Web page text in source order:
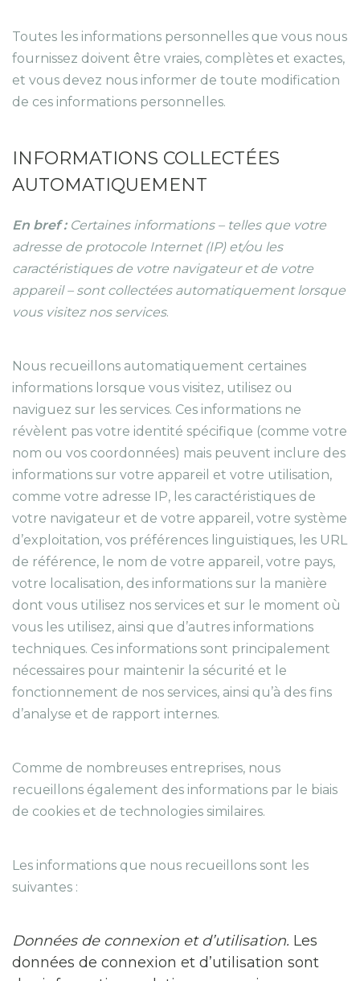
Toutes les informations personnelles que vous nous
fournissez doivent être vraies, complètes et exactes,
et vous devez nous informer de toute modification
de ces informations personnelles.
INFORMATIONS COLLECTÉES
AUTOMATIQUEMENT
En bref : Certaines informations – telles que votre
adresse de protocole Internet (IP) et/ou les
caractéristiques de votre navigateur et de votre
appareil – sont collectées automatiquement lorsque
vous visitez nos services.
Nous recueillons automatiquement certaines
informations lorsque vous visitez, utilisez ou
naviguez sur les services. Ces informations ne
révèlent pas votre identité spécifique (comme votre
nom ou vos coordonnées) mais peuvent inclure des
informations sur votre appareil et votre utilisation,
comme votre adresse IP, les caractéristiques de
votre navigateur et de votre appareil, votre système
d’exploitation, vos préférences linguistiques, les URL
de référence, le nom de votre appareil, votre pays,
votre localisation, des informations sur la manière
dont vous utilisez nos services et sur le moment où
vous les utilisez, ainsi que d’autres informations
techniques. Ces informations sont principalement
nécessaires pour maintenir la sécurité et le
fonctionnement de nos services, ainsi qu’à des fins
d’analyse et de rapport internes.
Comme de nombreuses entreprises, nous
recueillons également des informations par le biais
de cookies et de technologies similaires.
Les informations que nous recueillons sont les
suivantes :
Données de connexion et d’utilisation. Les
données de connexion et d’utilisation sont